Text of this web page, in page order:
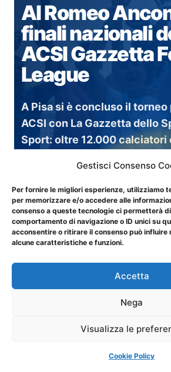
Gestisci Consenso
Per fornire le migliori esperienze, utilizziamo
per memorizzare e/o accedere alle
consenso a queste tecnologie ci permetterà
comportamento di navigazione o ID unici su
acconsentire o ritirare il consenso può influire
alcune caratteristiche e funzioni.
Accetta
Nega
Visualizza le
Cookie Policy
Al Romeo
finali nazionali
ACSI Gazzetta
League
A Pisa si è concluso il torneo
ACSI con La Gazzetta dello
Sport: oltre 12.000
benefica Goal del Cuore con
Cerci.
24 maggio 2026 Romeo
Sono operai, impiegati,
dallo sfarzo e dal clamore.
giornata uno stadio di